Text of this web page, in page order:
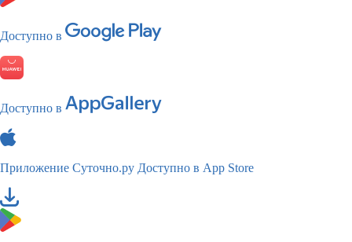
Доступно в
Доступно в
Приложение Суточно.ру Доступно в App Store